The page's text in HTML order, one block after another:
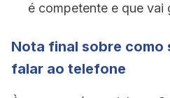
é competente e que vai
Nota final sobre como
falar ao telefone